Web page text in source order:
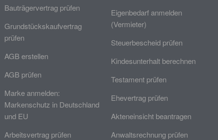
Bauträgervertrag prüfen
Grundstückskaufvertrag
prüfen
AGB erstellen
AGB prüfen
Marke anmelden:
Markenschutz in Deutschland
und EU
Arbeitsvertrag prüfen
Eigenbedarf anmelden
(Vermieter)
Steuerbescheid prüfen
Kindesunterhalt berechnen
Testament prüfen
Ehevertrag prüfen
Akteneinsicht beantragen
Anwaltsrechnung prüfen